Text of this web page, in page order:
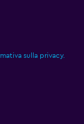
sulla privacy.